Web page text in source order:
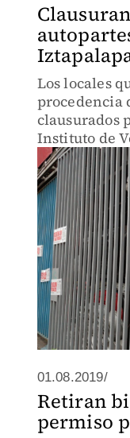
Los locales
procedencia
clausurados
Instituto de
01.08.2019/
Retiran
permiso